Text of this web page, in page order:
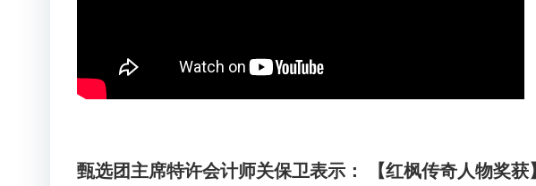
甄选团主席特许会计师关保卫表示： 【红枫传奇人物奖获】